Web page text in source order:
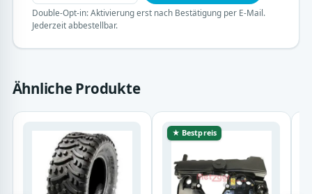
Double-Opt-in: Aktivierung erst nach Bestätigung per E-Mail.
Jederzeit abbestellbar.
Ähnliche Produkte
★ Bestpreis